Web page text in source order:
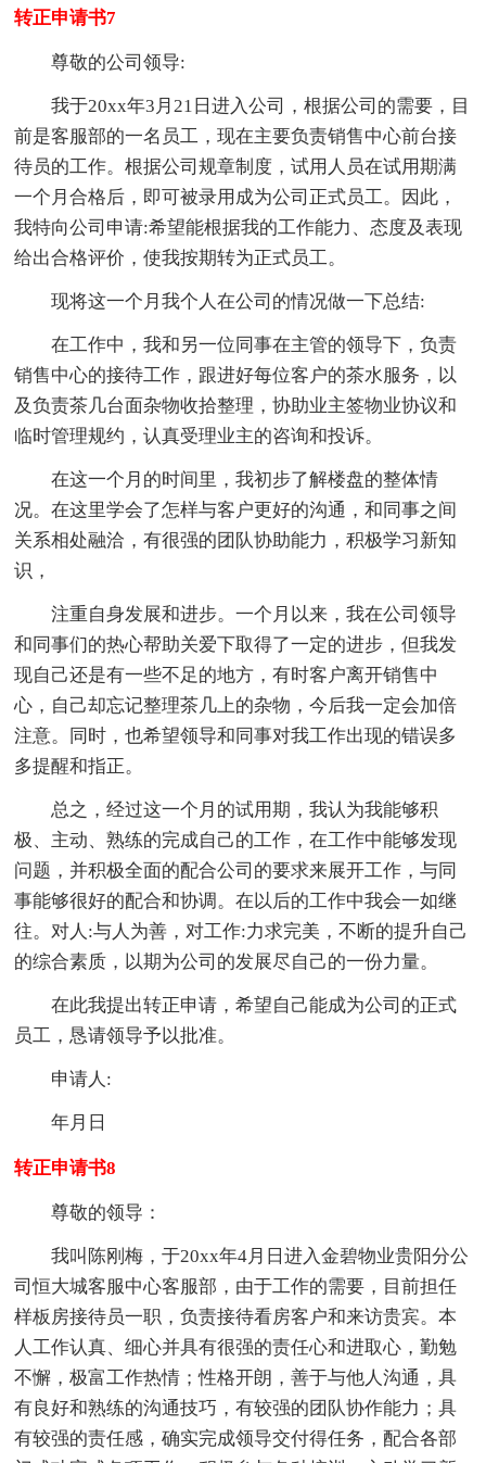
转正申请书7
尊敬的公司领导:
我于20xx年3月21日进入公司，根据公司的需要，目
前是客服部的一名员工，现在主要负责销售中心前台接
待员的工作。根据公司规章制度，试用人员在试用期满
一个月合格后，即可被录用成为公司正式员工。因此，
我特向公司申请:希望能根据我的工作能力、态度及表现
给出合格评价，使我按期转为正式员工。
现将这一个月我个人在公司的情况做一下总结:
在工作中，我和另一位同事在主管的领导下，负责
销售中心的接待工作，跟进好每位客户的茶水服务，以
及负责茶几台面杂物收拾整理，协助业主签物业协议和
临时管理规约，认真受理业主的咨询和投诉。
在这一个月的时间里，我初步了解楼盘的整体情
况。在这里学会了怎样与客户更好的沟通，和同事之间
关系相处融洽，有很强的团队协助能力，积极学习新知
识，
注重自身发展和进步。一个月以来，我在公司领导
和同事们的热心帮助关爱下取得了一定的进步，但我发
现自己还是有一些不足的地方，有时客户离开销售中
心，自己却忘记整理茶几上的杂物，今后我一定会加倍
注意。同时，也希望领导和同事对我工作出现的错误多
多提醒和指正。
总之，经过这一个月的试用期，我认为我能够积
极、主动、熟练的完成自己的工作，在工作中能够发现
问题，并积极全面的配合公司的要求来展开工作，与同
事能够很好的配合和协调。在以后的工作中我会一如继
往。对人:与人为善，对工作:力求完美，不断的提升自己
的综合素质，以期为公司的发展尽自己的一份力量。
在此我提出转正申请，希望自己能成为公司的正式
员工，恳请领导予以批准。
申请人:
年月日
转正申请书8
尊敬的领导：
我叫陈刚梅，于20xx年4月日进入金碧物业贵阳分公
司恒大城客服中心客服部，由于工作的需要，目前担任
样板房接待员一职，负责接待看房客户和来访贵宾。本
人工作认真、细心并具有很强的责任心和进取心，勤勉
不懈，极富工作热情；性格开朗，善于与他人沟通，具
有良好和熟练的沟通技巧，有较强的团队协作能力；具
有较强的责任感，确实完成领导交付得任务，配合各部